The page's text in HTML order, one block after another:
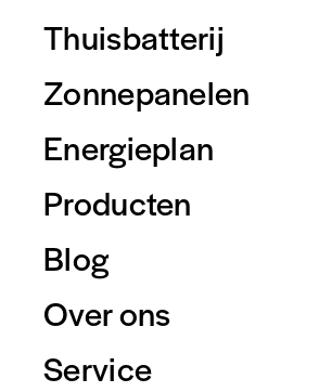
Thuisbatterij
Zonnepanelen
Energieplan
Producten
Blog
Over ons
Service